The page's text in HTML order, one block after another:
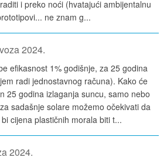
i preko noći (hvatajući ambijentalnu
ne znam g...
2024.
efikasnost 1% godišnje, za 25 godina
radi jednostavnog računa). Kako će
25 godina izlaganja suncu, samo nebo
sadašnje solare možemo očekivati da
cijena plastičnih morala biti t...
2024.